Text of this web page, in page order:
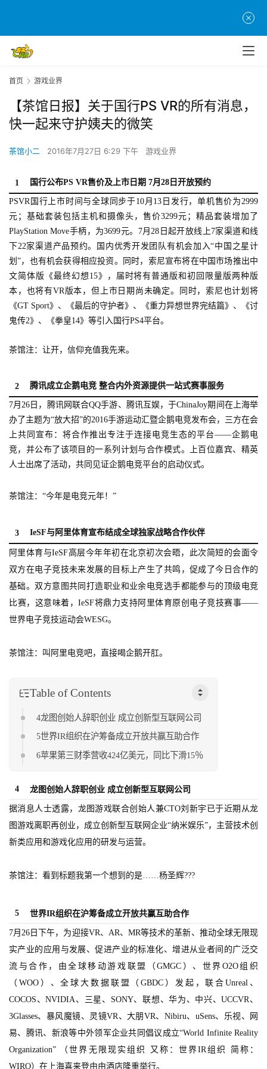
首
页
游
茶
创
游
业
界
手
机
游
戏
首页 游戏业界
【茶馆日报】关于国行PS VR的所有消息，
快一起来守护姨夫的微笑
茶馆小二 2016年7月27日 6:29 下午 游戏业界
1 国行公布PS VR售价及上市日期 7月28日开放预约
PSVR国行上市时间与全球同步于10月13日发行，单机售价为2999
元；基础套装包括主机和摄像头，售价3299元；精品套装增加了
PlayStation Move手柄，为3699元。7月28日起开放线上7家渠道和线
下22家渠道产品预约。国内优秀开发团队有机会加入“中国之星计
划”，也有机会获得相应投资。同时，索尼宣布将在中国市场推出中
文简体版《最终幻想15》，届时将有普通版和初回限量版两种版
本，也将有VR版本，但上市日期尚未确定。同时，索尼也计划将
《GT Sport》、《最后的守护者》、《重力异想世界完结篇》、《讨
鬼传2》、《拳皇14》等引入国行PS4平台。
茶馆注：让开，信仰充值我先来。
2 腾讯成立企鹅电竞 整合内外资源提供一站式赛事服务
7月26日，腾讯网联合QQ手游、腾讯互娱，于ChinaJoy期间在上海举
办了主题为“放大招”的2016手游运动汇暨企鹅电竞发布会，三方在会
上共同宣布：将合作推出专注于连接电竞生态的平台——企鹅电
竞，并公布了该项目的一系列计划与合作模式。上百位嘉宾、精英
人士出席了活动，共同见证企鹅电竞平台的启动仪式。
茶馆注：“今年是电竞元年！”
3 IeSF与阿里体育宣布结成全球独家战略合作伙伴
阿里体育与IeSF高层今年年初在北京初次会晤，此次简短的会面令
双方在电子竞技未来发展的目标上产生了共鸣，促成了今日合作的
基础。双方意图共同打造职业和业余电竞选手都能参与的顶级电竞
比赛，这意味着，IeSF将鼎力支持阿里体育原创电子竞技赛事——
世界电子竞技运动会WESG。
茶馆注：叫阿里电竞吧，直接喝企鹅开肛。
Table of Contents
4龙图创始人辞职创业 成立创新型互联网公司
5世界IR组织在沪筹备成立开放共赢互助合作
6苹果第三财季营收424亿美元，同比下滑15％
4 龙图创始人辞职创业 成立创新型互联网公司
据消息人士透露，龙图游戏联合创始人兼CTO刘新宇已于近期从龙
图游戏离职再创业，成立创新型互联网企业“纳米娱乐”，主营技术创
新类应用和游戏化应用的研发与运营。
茶馆注：看到标题我第一个想到的是……杨圣辉???
5 世界IR组织在沪筹备成立开放共赢互助合作
7月26日下午，为迎接VR、AR、MR等技术的革新、推动全球无限现
实产业的应用与发展、促进产业的标准化、增进从业者间的广泛交
流与合作，由全球移动游戏联盟（GMGC）、世界O2O组织
（WOO）、全球大数据联盟（GBDC）发起，联合Unreal、
COCOS、NVIDIA、三星、SONY、联想、华为、中兴、UCCVR、
3Glasses、暴风魔镜、灵镜VR、大朋VR、Nibiru、uSens、乐视、网
易、腾讯、新浪等中外领军企业共同倡议成立“World Infinite Reality
Organization” （世界无限现实组织 又称：世界IR组织 简称：
WIRO）在上海喜来登由由酒店隆重举行。